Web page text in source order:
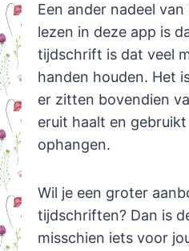
Een ander nadeel
lezen in deze app is
tijdschrift is dat veel
handen houden. Het
er zitten bovendien
eruit haalt en
ophangen.
Wil je een groter
tijdschriften? Dan is
misschien iets voor